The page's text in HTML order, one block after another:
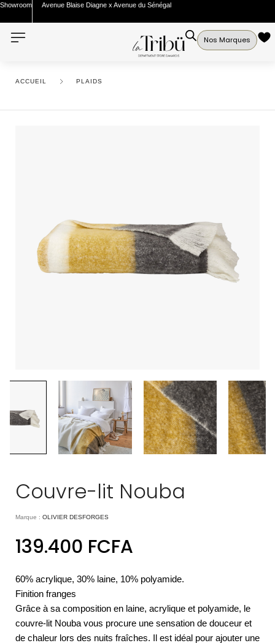
Showroom Avenue Blaise Diagne x Avenue du Sénégal
Nos Marques
ACCUEIL PLAIDS
Couvre-lit Nouba
Marque : OLIVIER DESFORGES
139.400 FCFA
60% acrylique, 30% laine, 10% polyamide.
Finition franges
Grâce à sa composition en laine, acrylique et polyamide, le
couvre-lit Nouba vous procure une sensation de douceur et
de chaleur lors des nuits fraîches. Il est idéal pour ajouter une